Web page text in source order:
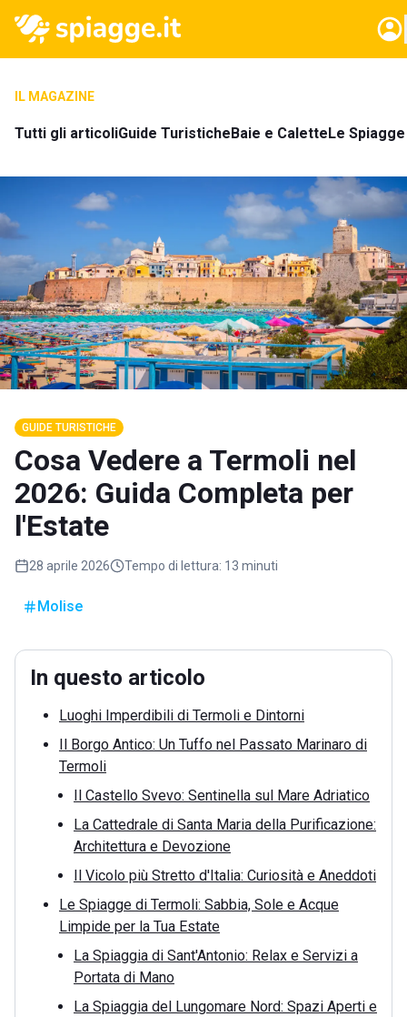
IL MAGAZINE
Tutti gli articoliGuide TuristicheBaie e CaletteLe
GUIDE TURISTICHE
Cosa Vedere a Termoli nel
2026: Guida Completa per
l'Estate
28 aprile 2026 Tempo di lettura: 13 minuti
Molise
In questo articolo
Luoghi Imperdibili di Termoli e Dintorni
Il Borgo Antico: Un Tuffo nel Passato Marinaro di
Termoli
Il Castello Svevo: Sentinella sul Mare Adriatico
La Cattedrale di Santa Maria della Purificazione:
Architettura e Devozione
Il Vicolo più Stretto d'Italia: Curiosità e Aneddoti
Le Spiagge di Termoli: Sabbia, Sole e Acque
Limpide per la Tua Estate
La Spiaggia di Sant'Antonio: Relax e Servizi a
Portata di Mano
La Spiaggia del Lungomare Nord: Spazi Aperti e